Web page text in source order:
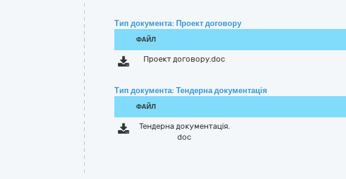
Тип документа: Проект договору
ФАЙЛ
Проект договору.doc
Тип документа: Тендерна документація
ФАЙЛ
Тендерна документація.
doc